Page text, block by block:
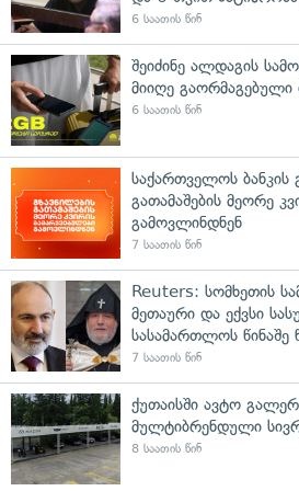
6 საათის წინ
შეიძინე ალდაგის
მიიღე გაორმაგებული
6 საათის წინ
საქართველოს ბანკის
გათამაშების მეორე
გამოვლინდნენ
7 საათის წინ
Reuters: სომხეთის
მეთაური და ექვსი
სასამართლოს წინაშე
7 საათის წინ
ქუთაისში ავტო
მულტიბრენდული
8 საათის წინ